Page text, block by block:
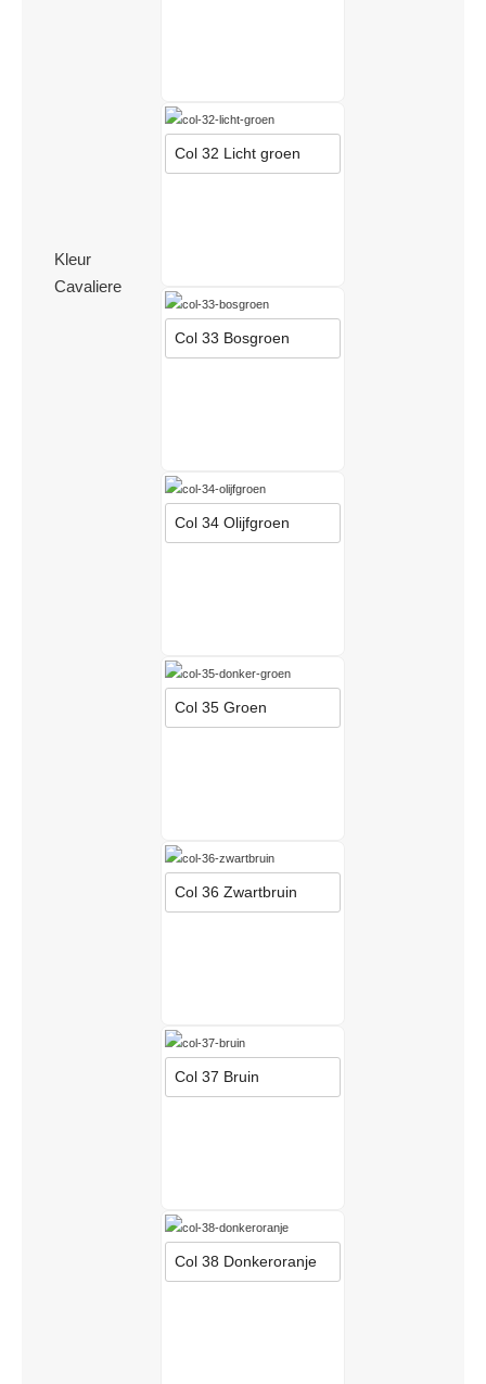
Kleur
Cavaliere
Col 32 Licht groen
Col 33 Bosgroen
Col 34 Olijfgroen
Col 35 Groen
Col 36 Zwartbruin
Col 37 Bruin
Col 38 Donkeroranje